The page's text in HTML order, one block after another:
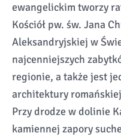
ewangelickim tworzy
Kościół pw. św. Jana
Aleksandryjskiej w
najcenniejszych
regionie, a także jest
architektury
Przy drodze w dolinie
kamiennej zapory